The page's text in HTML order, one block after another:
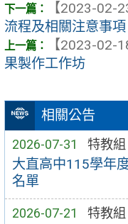
相關公告
2026-07-31 特教組
大直高中115學年
名單
2026-07-21 特教組
【2023-02-
流程及相關注意事項
【2023-02-
果製作工作坊